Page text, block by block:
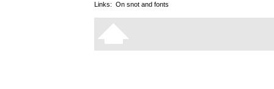
Links: On snot and fonts